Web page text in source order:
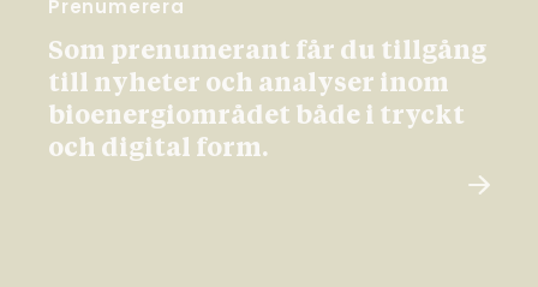
Prenumerera
Som prenumerant får du tillgång
till nyheter och analyser inom
bioenergiområdet både i tryckt
och digital form.